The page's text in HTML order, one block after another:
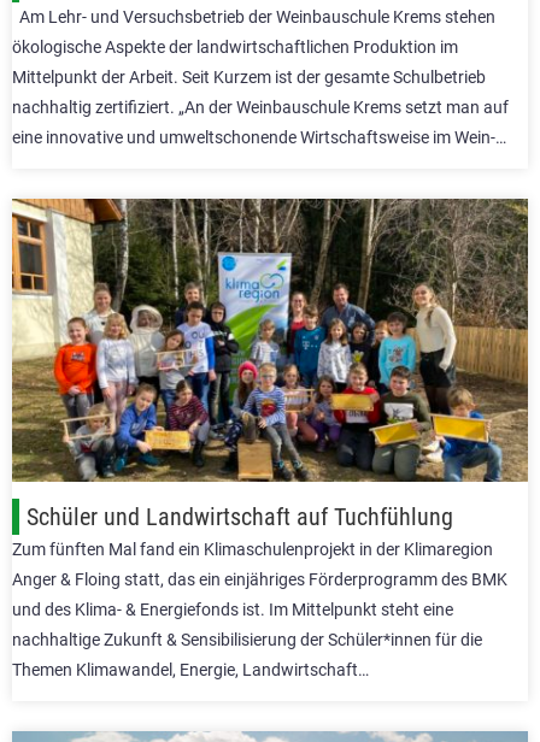
Am Lehr- und Versuchsbetrieb der Weinbauschule Krems stehen
ökologische Aspekte der landwirtschaftlichen Produktion im
Mittelpunkt der Arbeit. Seit Kurzem ist der gesamte Schulbetrieb
nachhaltig zertifiziert. „An der Weinbauschule Krems setzt man auf
eine innovative und umweltschonende Wirtschaftsweise im Wein-…
Schüler und Landwirtschaft auf Tuchfühlung
Zum fünften Mal fand ein Klimaschulenprojekt in der Klimaregion
Anger & Floing statt, das ein einjähriges Förderprogramm des BMK
und des Klima- & Energiefonds ist. Im Mittelpunkt steht eine
nachhaltige Zukunft & Sensibilisierung der Schüler*innen für die
Themen Klimawandel, Energie, Landwirtschaft…